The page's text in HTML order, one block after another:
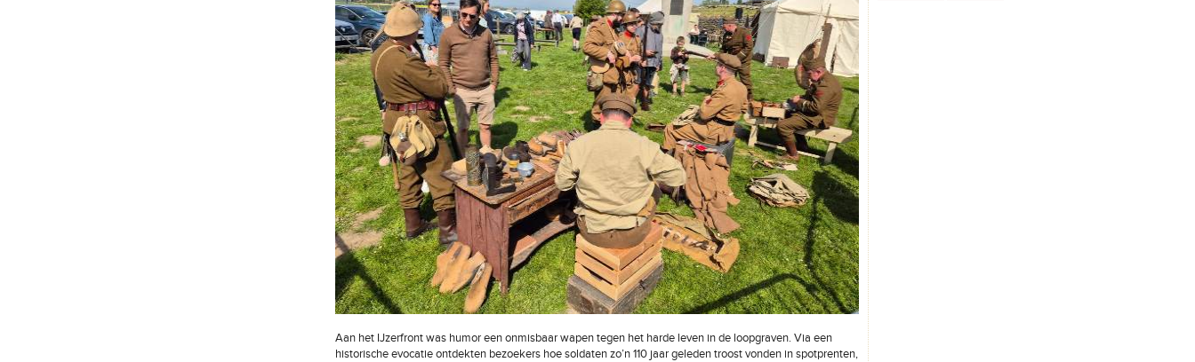
Aan het IJzerfront was humor een onmisbaar wapen tegen het harde leven in de loopgraven. Via een
historische evocatie ontdekten bezoekers hoe soldaten zo’n 110 jaar geleden troost vonden in spotprenten,